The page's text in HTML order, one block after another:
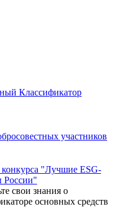
Классификатор
участников
конкурса "Лучшие ESG-
России"
свои знания о
основных средств